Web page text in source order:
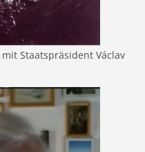
Staatspräsident Václav